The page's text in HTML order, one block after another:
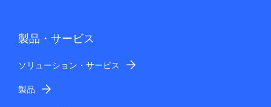
製品・サービス
ソリューション・サービス
製品